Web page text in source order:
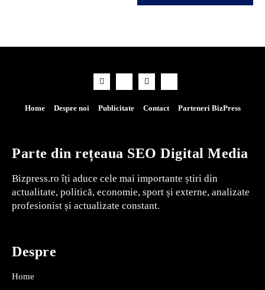
Home Despre noi Publicitate Contact Parteneri BizPress
Parte din rețeaua SEO Digital Media
Bizpress.ro îți aduce cele mai importante știri din
actualitate, politică, economie, sport și externe, analizate
profesionist și actualizate constant.
Despre
Home